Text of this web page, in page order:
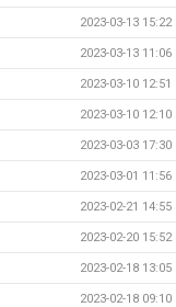
2023-03-13 15:22
2023-03-13 11:06
2023-03-10 12:51
2023-03-10 12:10
2023-03-03 17:30
2023-03-01 11:56
2023-02-21 14:55
2023-02-20 15:52
2023-02-18 13:05
2023-02-18 09:10